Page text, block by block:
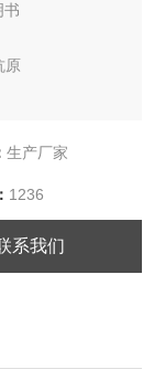
书
原
生产厂家
1236
系我们